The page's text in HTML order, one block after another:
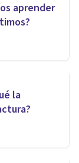
aprender
la